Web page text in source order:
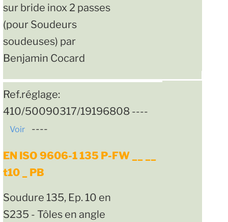
sur bride inox 2 passes
(pour Soudeurs
soudeuses) par
Benjamin Cocard
Ref.réglage:
410/50090317/19196808 ----
Voir ----
EN ISO 9606-1 135 P-FW __ __
t10 _ PB
Soudure 135, Ep. 10 en
S235 - Tôles en angle